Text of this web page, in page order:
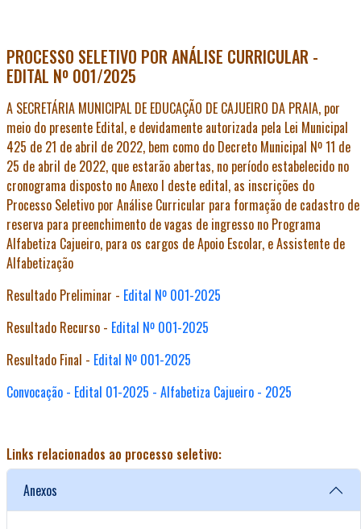
PROCESSO SELETIVO POR ANÁLISE CURRICULAR -
EDITAL Nº 001/2025
A SECRETÁRIA MUNICIPAL DE EDUCAÇÃO DE CAJUEIRO DA PRAIA, por
meio do presente Edital, e devidamente autorizada pela Lei Municipal
425 de 21 de abril de 2022, bem como do Decreto Municipal Nº 11 de
25 de abril de 2022, que estarão abertas, no período estabelecido no
cronograma disposto no Anexo I deste edital, as inscrições do
Processo Seletivo por Análise Curricular para formação de cadastro de
reserva para preenchimento de vagas de ingresso no Programa
Alfabetiza Cajueiro, para os cargos de Apoio Escolar, e Assistente de
Alfabetização
Resultado Preliminar - Edital Nº 001-2025
Resultado Recurso - Edital Nº 001-2025
Resultado Final - Edital Nº 001-2025
Convocação - Edital 01-2025 - Alfabetiza Cajueiro - 2025
Links relacionados ao processo seletivo:
Anexos